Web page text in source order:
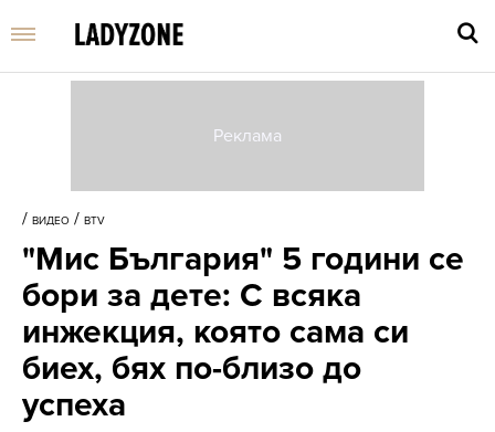
и
/ ВИДЕО / BTV
"Мис България" 5 години се
бори за дете: С всяка
инжекция, която сама си
биех, бях по-близо до
успеха